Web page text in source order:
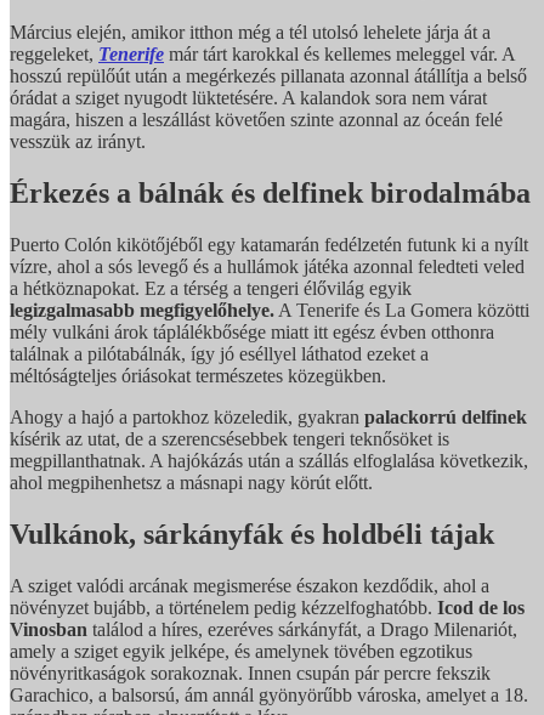
Március elején, amikor itthon még a tél utolsó lehelete járja át a
reggeleket, Tenerife már tárt karokkal és kellemes meleggel vár. A
hosszú repülőút után a megérkezés pillanata azonnal átállítja a belső
órádat a sziget nyugodt lüktetésére. A kalandok sora nem várat
magára, hiszen a leszállást követően szinte azonnal az óceán felé
vesszük az irányt.
Érkezés a bálnák és delfinek birodalmába
Puerto Colón kikötőjéből egy katamarán fedélzetén futunk ki a nyílt
vízre, ahol a sós levegő és a hullámok játéka azonnal feledteti veled
a hétköznapokat. Ez a térség a tengeri élővilág egyik
legizgalmasabb megfigyelőhelye. A Tenerife és La Gomera közötti
mély vulkáni árok táplálékbősége miatt itt egész évben otthonra
találnak a pilótabálnák, így jó eséllyel láthatod ezeket a
méltóságteljes óriásokat természetes közegükben.
Ahogy a hajó a partokhoz közeledik, gyakran palackorrú delfinek
kísérik az utat, de a szerencsésebbek tengeri teknősöket is
megpillanthatnak. A hajókázás után a szállás elfoglalása következik,
ahol megpihenhetsz a másnapi nagy körút előtt.
Vulkánok, sárkányfák és holdbéli tájak
A sziget valódi arcának megismerése északon kezdődik, ahol a
növényzet bujább, a történelem pedig kézzelfoghatóbb. Icod de los
Vinosban találod a híres, ezeréves sárkányfát, a Drago Milenariót,
amely a sziget egyik jelképe, és amelynek tövében egzotikus
növényritkaságok sorakoznak. Innen csupán pár percre fekszik
Garachico, a balsorsú, ám annál gyönyörűbb városka, amelyet a 18.